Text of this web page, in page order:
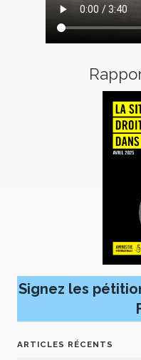
Signez les
ARTICLES RÉCENTS